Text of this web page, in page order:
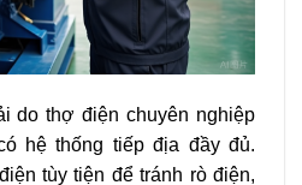
do thợ điện chuyên nghiệp
hệ thống tiếp địa đầy đủ.
tùy tiện để tránh rò điện,